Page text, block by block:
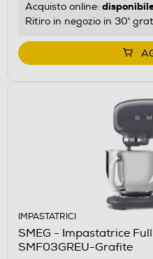
Acquisto online:
Ritiro in negozio in 30'
IMPASTATRICI
SMEG - Impastatrice
SMF03GREU-Grafite